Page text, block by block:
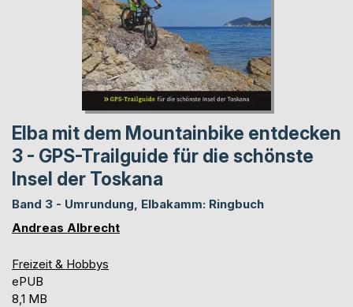
Elba mit dem Mountainbike entdecken
3 - GPS-Trailguide für die schönste
Insel der Toskana
Band 3 - Umrundung, Elbakamm: Ringbuch
Andreas Albrecht
Freizeit & Hobbys
ePUB
8,1 MB